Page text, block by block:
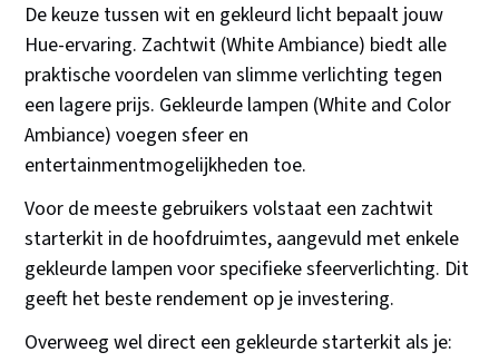
De keuze tussen wit en gekleurd licht bepaalt jouw
Hue-ervaring. Zachtwit (White Ambiance) biedt alle
praktische voordelen van slimme verlichting tegen
een lagere prijs. Gekleurde lampen (White and Color
Ambiance) voegen sfeer en
entertainmentmogelijkheden toe.
Voor de meeste gebruikers volstaat een zachtwit
starterkit in de hoofdruimtes, aangevuld met enkele
gekleurde lampen voor specifieke sfeerverlichting. Dit
geeft het beste rendement op je investering.
Overweeg wel direct een gekleurde starterkit als je: